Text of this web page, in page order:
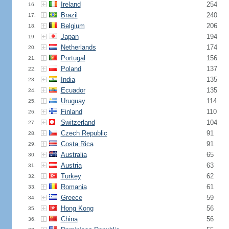
16. Ireland 254
17. Brazil 240
18. Belgium 206
19. Japan 194
20. Netherlands 174
21. Portugal 156
22. Poland 137
23. India 135
24. Ecuador 135
25. Uruguay 114
26. Finland 110
27. Switzerland 104
28. Czech Republic 91
29. Costa Rica 91
30. Australia 65
31. Austria 63
32. Turkey 62
33. Romania 61
34. Greece 59
35. Hong Kong 56
36. China 56